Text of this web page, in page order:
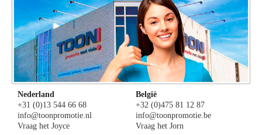
Nederland
+31 (0)13 544 66 68
info@toonpromotie.nl
Vraag het Joyce
België
+32 (0)475 81 12 87
info@toonpromotie.be
Vraag het Jorn